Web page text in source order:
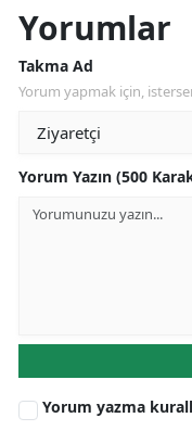
Yorumlar
Takma Ad
Yorum yapmak için,
Yorum Yazın (500
Yorum yazma